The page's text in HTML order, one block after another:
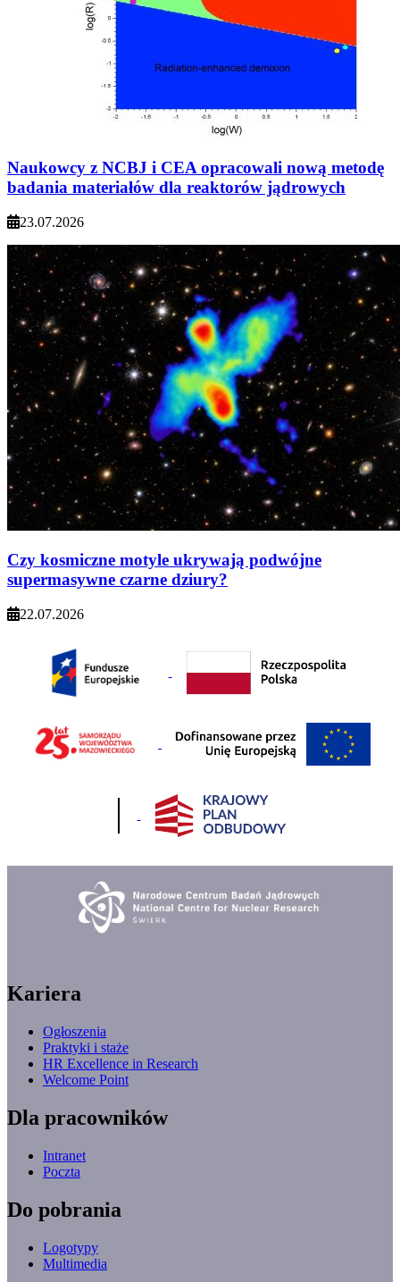
Naukowcy z NCBJ i CEA opracowali nową metodę
badania materiałów dla reaktorów jądrowych
23.07.2026
Czy kosmiczne motyle ukrywają podwójne
supermasywne czarne dziury?
22.07.2026
Kariera
Ogłoszenia
Praktyki i staże
HR Excellence in Research
Welcome Point
Dla pracowników
Intranet
Poczta
Do pobrania
Logotypy
Multimedia